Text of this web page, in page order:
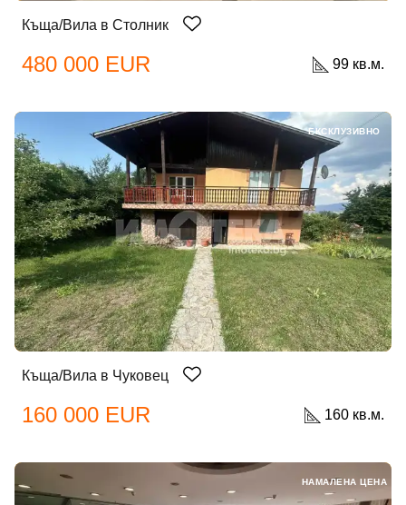
Вход Регистрация
Имейл Адрес
Парола
Забравена парола?
Вход като гост
Къща/Вила в Столник
480 000 EUR 99 кв.м.
Къща/Вила в Чуковец
160 000 EUR 160 кв.м.
ЕКСКЛУЗИВНО
НАМАЛЕНА ЦЕНА